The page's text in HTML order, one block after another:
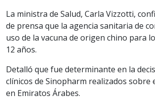
La ministra de Salud, Carla Vizzotti,
de prensa que la agencia sanitaria de
uso de la vacuna de origen chino para
12 años.
Detalló que fue determinante en la
clínicos de Sinopharm realizados sobre
en Emiratos Árabes.